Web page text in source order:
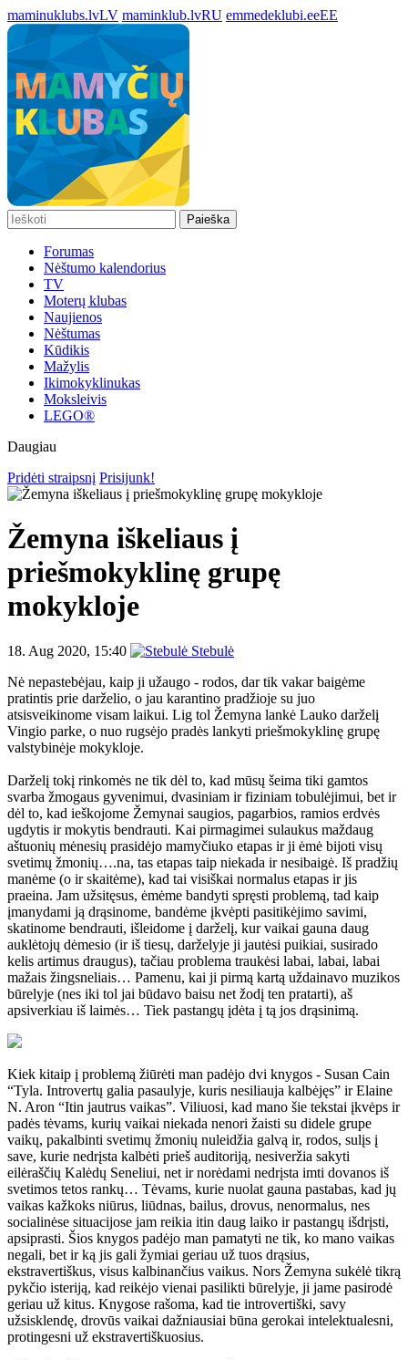
maminuklubs.lvLV maminklub.lvRU emmedeklubi.eeEE
Paieška
Forumas
Nėštumo kalendorius
TV
Moterų klubas
Naujienos
Nėštumas
Kūdikis
Mažylis
Ikimokyklinukas
Moksleivis
LEGO®
Daugiau
Pridėti straipsnį Prisijunk!
Žemyna iškeliaus į
priešmokyklinę grupę
mokykloje
18. Aug 2020, 15:40
Stebulė
Nė nepastebėjau, kaip ji užaugo - rodos, dar tik vakar baigėme
pratintis prie darželio, o jau karantino pradžioje su juo
atsisveikinome visam laikui. Lig tol Žemyna lankė Lauko darželį
Vingio parke, o nuo rugsėjo pradės lankyti priešmokyklinę grupę
valstybinėje mokykloje.
Darželį tokį rinkomės ne tik dėl to, kad mūsų šeima tiki gamtos
svarba žmogaus gyvenimui, dvasiniam ir fiziniam tobulėjimui, bet ir
dėl to, kad ieškojome Žemynai saugios, pagarbios, ramios erdvės
ugdytis ir mokytis bendrauti. Kai pirmagimei sulaukus maždaug
aštuonių mėnesių prasidėjo mamyčiuko etapas ir ji ėmė bijoti visų
svetimų žmonių….na, tas etapas taip niekada ir nesibaigė. Iš pradžių
manėme (o ir skaitėme), kad tai visiškai normalus etapas ir jis
praeina. Jam užsitęsus, ėmėme bandyti spręsti problemą, tad kaip
įmanydami ją drąsinome, bandėme įkvėpti pasitikėjimo savimi,
skatinome bendrauti, išleidome į darželį, kur vaikai gauna daug
auklėtojų dėmesio (ir iš tiesų, darželyje ji jautėsi puikiai, susirado
kelis artimus draugus), tačiau problema traukėsi labai, labai, labai
mažais žingsneliais… Pamenu, kai ji pirmą kartą uždainavo muzikos
būrelyje (nes iki tol jai būdavo baisu net žodį ten pratarti), aš
apsiverkiau iš laimės… Tiek pastangų įdėta į tą jos drąsinimą.
Kiek kitaip į problemą žiūrėti man padėjo dvi knygos - Susan Cain
“Tyla. Introvertų galia pasaulyje, kuris nesiliauja kalbėjęs” ir Elaine
N. Aron “Itin jautrus vaikas”. Viliuosi, kad mano šie tekstai įkvėps ir
padės tėvams, kurių vaikai niekada nenori žaisti su didele grupe
vaikų, pakalbinti svetimų žmonių nuleidžia galvą ir, rodos, sulįs į
save, kurie nedrįsta kalbėti prieš auditoriją, nesiveržia sakyti
eilėraščių Kalėdų Seneliui, net ir norėdami nedrįsta imti dovanos iš
svetimos tetos rankų… Tėvams, kurie nuolat gauna pastabas, kad jų
vaikas kažkoks niūrus, liūdnas, bailus, drovus, nenormalus, nes
socialinėse situacijose jam reikia itin daug laiko ir pastangų išdrįsti,
apsiprasti. Šios knygos padėjo man pamatyti ne tik, ko mano vaikas
negali, bet ir ką jis gali žymiai geriau už tuos drąsius,
ekstravertiškus, visus kalbinančius vaikus. Nors Žemyna sukėlė tikrą
pykčio isteriją, kad reikėjo vienai pasilikti būrelyje, ji jame pasirodė
geriau už kitus. Knygose rašoma, kad tie introvertiški, savy
užsisklendę, drovūs vaikai dažniausiai būna gerokai intelektualesni,
protingesni už ekstravertiškuosius.